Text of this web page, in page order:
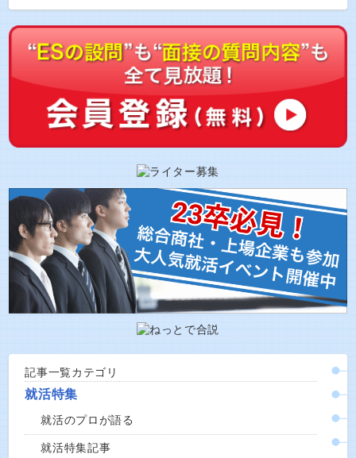
記事一覧カテゴリ
就活特集
就活のプロが語る
就活特集記事